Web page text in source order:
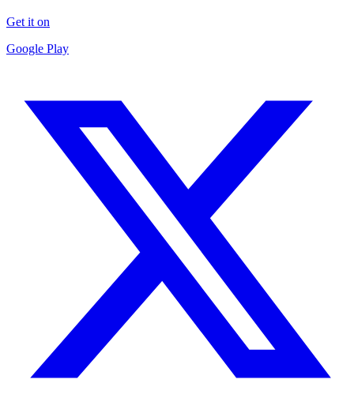
Get it on
Google Play